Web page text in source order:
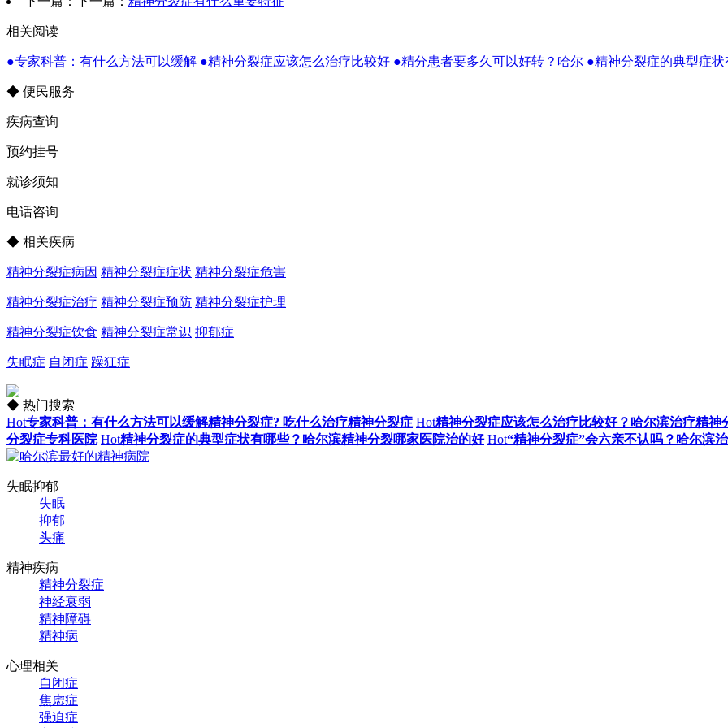
相关阅读
●专家科普：有什么方法可以缓解 ●精神分裂症应该怎么治疗比较好 ●精分患者要多久可以好转？哈尔 ●精神分裂症的典型症状
◆ 便民服务
疾病查询
预约挂号
就诊须知
电话咨询
◆ 相关疾病
精神分裂症病因 精神分裂症症状 精神分裂症危害
精神分裂症治疗 精神分裂症预防 精神分裂症护理
精神分裂症饮食 精神分裂症常识 抑郁症
失眠症 自闭症 躁狂症
◆ 热门搜索
Hot专家科普：有什么方法可以缓解精神分裂症? 吃什么治疗精神分裂症 Hot精神分裂症应该怎么治疗比较好？哈尔滨治疗精神
分裂症专科医院 Hot精神分裂症的典型症状有哪些？哈尔滨精神分裂哪家医院治的好 Hot“精神分裂症”会六亲不认吗？哈尔滨
失眠抑郁
失眠
抑郁
头痛
精神疾病
精神分裂症
神经衰弱
精神障碍
精神病
心理相关
自闭症
焦虑症
强迫症